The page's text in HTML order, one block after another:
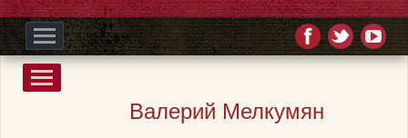
Валерий Мелкумян